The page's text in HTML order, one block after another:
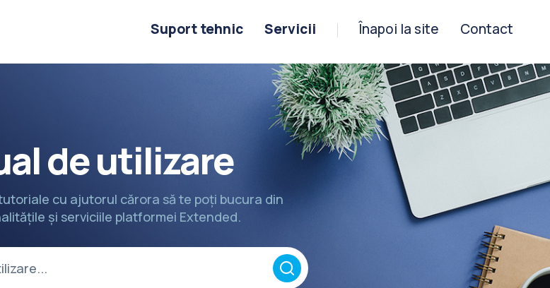
Înapoi la site Contact
Suport tehnic Servicii
de utilizare
cu ajutorul cărora să te poți bucura din
și serviciile platformei Extended.